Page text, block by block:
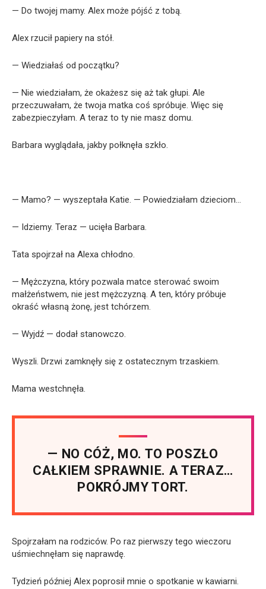
— Do twojej mamy. Alex może pójść z tobą.
Alex rzucił papiery na stół.
— Wiedziałaś od początku?
— Nie wiedziałam, że okażesz się aż tak głupi. Ale
przeczuwałam, że twoja matka coś spróbuje. Więc się
zabezpieczyłam. A teraz to ty nie masz domu.
Barbara wyglądała, jakby połknęła szkło.
— Mamo? — wyszeptała Katie. — Powiedziałam dzieciom…
— Idziemy. Teraz — ucięła Barbara.
Tata spojrzał na Alexa chłodno.
— Mężczyzna, który pozwala matce sterować swoim
małżeństwem, nie jest mężczyzną. A ten, który próbuje
okraść własną żonę, jest tchórzem.
— Wyjdź — dodał stanowczo.
Wyszli. Drzwi zamknęły się z ostatecznym trzaskiem.
Mama westchnęła.
— NO CÓŻ, MO. TO POSZŁO
CAŁKIEM SPRAWNIE. A TERAZ…
POKRÓJMY TORT.
Spojrzałam na rodziców. Po raz pierwszy tego wieczoru
uśmiechnęłam się naprawdę.
Tydzień później Alex poprosił mnie o spotkanie w kawiarni.